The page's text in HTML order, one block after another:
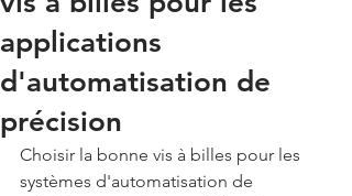
applications
d'automatisation de
précision
Choisir la bonne vis à billes pour les
systèmes d'automatisation de